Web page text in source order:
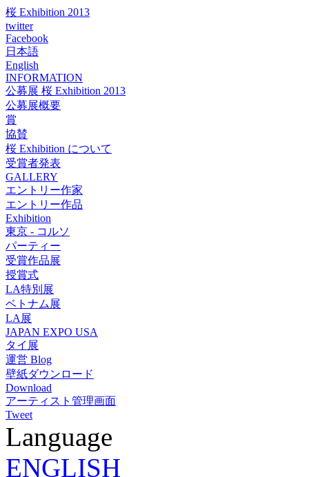
桜 Exhibition 2013
twitter
Facebook
日本語
English
INFORMATION
公募展 桜 Exhibition 2013
公募展概要
賞
協賛
桜 Exhibition について
受賞者発表
GALLERY
エントリー作家
エントリー作品
Exhibition
東京 - コルソ
パーティー
受賞作品展
授賞式
LA特別展
ベトナム展
LA展
JAPAN EXPO USA
タイ展
運営 Blog
壁紙ダウンロード
Download
アーティスト管理画面
Tweet
Language
ENGLISH